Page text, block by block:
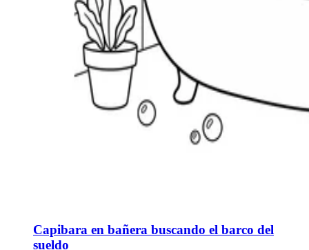
Capibara en bañera buscando el barco del
sueldo